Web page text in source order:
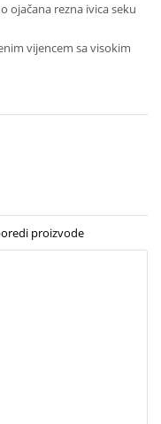
ojačana rezna ivica seku
vijencem sa visokim
proizvode